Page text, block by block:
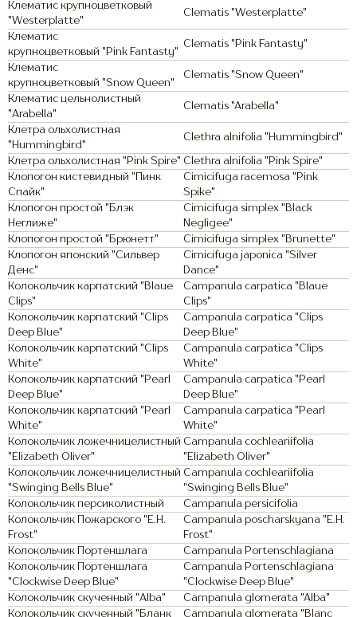
Клематис крупноцветковый
"Westerplatte"
Clematis "Westerplatte"
Клематис
крупноцветковый "Pink Fantasty"
Clematis "Pink Fantasty"
Клематис
крупноцветковый "Snow Queen"
Clematis "Snow Queen"
Клематис цельнолистный
"Arabella"
Clematis "Arabella"
Клетра ольхолистная
"Hummingbird"
Clethra alnifolia "Hummingbird"
Клетра ольхолистная "Pink Spire" Clethra alnifolia "Pink Spire"
Клопогон кистевидный "Пинк
Спайк"
Cimicifuga racemosa "Pink
Spike"
Клопогон простой "Блэк
Неглиже"
Cimicifuga simplex "Black
Negligee"
Клопогон простой "Брюнетт"
Cimicifuga simplex "Brunette"
Клопогон японский "Сильвер
Денс"
Cimicifuga japonica "Silver
Dance"
Колокольчик карпатский "Blaue
Clips"
Campanula carpatica "Blaue
Clips"
Колокольчик карпатский "Clips
Deep Blue"
Campanula carpatica "Clips
Deep Blue"
Колокольчик карпатский "Clips
White"
Campanula carpatica "Clips
White"
Колокольчик карпатский "Pearl
Deep Blue"
Campanula carpatica "Pearl
Deep Blue"
Колокольчик карпатский "Pearl
White"
Campanula carpatica "Pearl
White"
Колокольчик ложечницелистный
"Elizabeth Oliver"
Campanula cochleariifolia
"Elizabeth Oliver"
Колокольчик ложечницелистный
"Swinging Bells Blue"
Campanula cochleariifolia
"Swinging Bells Blue"
Колокольчик персиколистный
Campanula persicifolia
Колокольчик Пожарского "E.H.
Frost"
Campanula poscharskyana "E.H.
Frost"
Колокольчик Портеншлага
Campanula Portenschlagiana
Колокольчик Портеншлага
"Clockwise Deep Blue"
Campanula Portenschlagiana
"Clockwise Deep Blue"
Колокольчик скученный "Alba"
Campanula glomerata "Alba"
Колокольчик скученный "Бланк
Campanula glomerata "Blanc